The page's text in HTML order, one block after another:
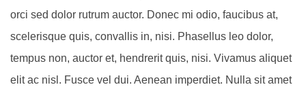
orci sed dolor rutrum auctor. Donec mi odio, faucibus at,
scelerisque quis, convallis in, nisi. Phasellus leo dolor,
tempus non, auctor et, hendrerit quis, nisi. Vivamus aliquet
elit ac nisl. Fusce vel dui. Aenean imperdiet. Nulla sit amet